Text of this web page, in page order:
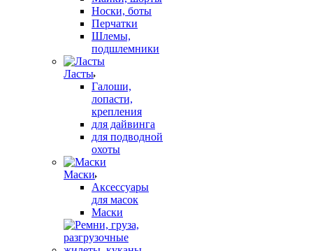
Носки, боты
Перчатки
Шлемы,
подшлемники
Ласты
Галоши,
лопасти,
крепления
для дайвинга
для подводной
охоты
Маски
Аксессуары
для масок
Маски